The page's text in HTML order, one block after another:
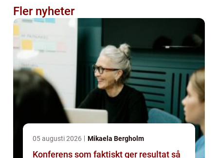
Fler nyheter
05 augusti 2026 Mikaela Bergholm
Konferens som faktiskt ger resultat så